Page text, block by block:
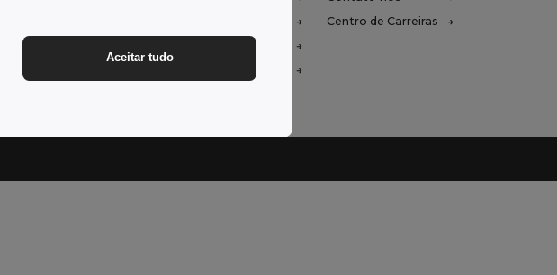
vendas@egotier.pt
Centro de Carreiras
Aceitar tudo